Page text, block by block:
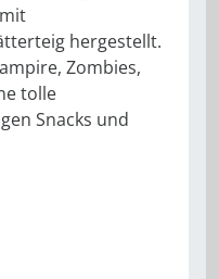
hergestellt.
Zombies,
tolle
Snacks und